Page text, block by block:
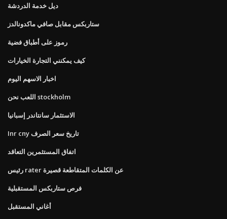
ديل خدمة الدردشة
ستاربكس مقابل صافي ماكدونالدز
رموز على أطباق فضية
كيف يمكنني التجارة الخيارات
اخبار الاسهم اليوم
اللعب نحن stockholm
الاستثمار سانتاندر إسبانيا
Inr cny تاريخ سعر الصرف
اتفاق المستثمرين التعاقد
رئيس rater عن الكلمات المتقاطعة قصيرة
فرص ستاربكس المستقبلية
أغاني المستقبل